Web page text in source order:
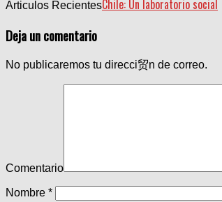
Articulos RecientesChile: Un laboratorio social
Deja un comentario
No publicaremos tu direcci贸n de correo.
Comentario
Nombre *